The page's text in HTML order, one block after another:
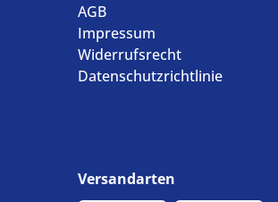
AGB
Impressum
Widerrufsrecht
Datenschutzrichtlinie
Versandarten